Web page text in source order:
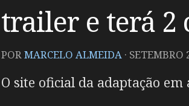
trailer e terá 2
PORMARCELO ALMEIDA · SETEMBRO
O site oficial da adaptação em